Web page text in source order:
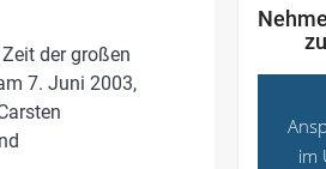
der großen
7. Juni 2003,
im